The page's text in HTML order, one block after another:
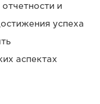
и
успеха
аспектах